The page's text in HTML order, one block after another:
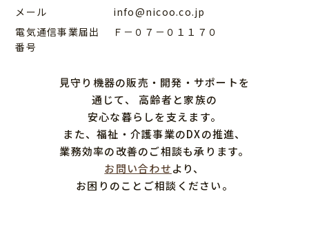
メール
info@nicoo.co.jp
電気通信事業届出
番号
Ｆ－０７－０１１７０
見守り機器の販売・開発・サポートを
通じて、
高齢者と家族の
安心な暮らしを支えます。
また、福祉・介護事業のDXの推進、
業務効率の改善のご相談も承ります。
お問い合わせより、
お困りのことご相談ください。